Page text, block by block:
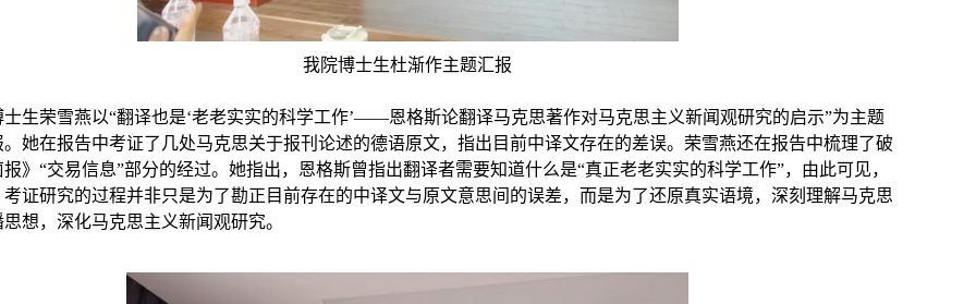
我院博士生杜渐作主题汇报
士生荣雪燕以“翻译也是‘老老实实的科学工作’——恩格斯论翻译马克思著作对马克思主义新闻观研究的启示”为主题
她在报告中考证了几处马克思关于报刊论述的德语原文，指出目前中译文存在的差误。荣雪燕还在报告中梳理了破
》 “交易信息”部分的经过。她指出，恩格斯曾指出翻译者需要知道什么是“真正老老实实的科学工作”，由此可见，
证研究的过程并非只是为了勘正目前存在的中译文与原文意思间的误差，而是为了还原真实语境，深刻理解马克思
想，深化马克思主义新闻观研究。